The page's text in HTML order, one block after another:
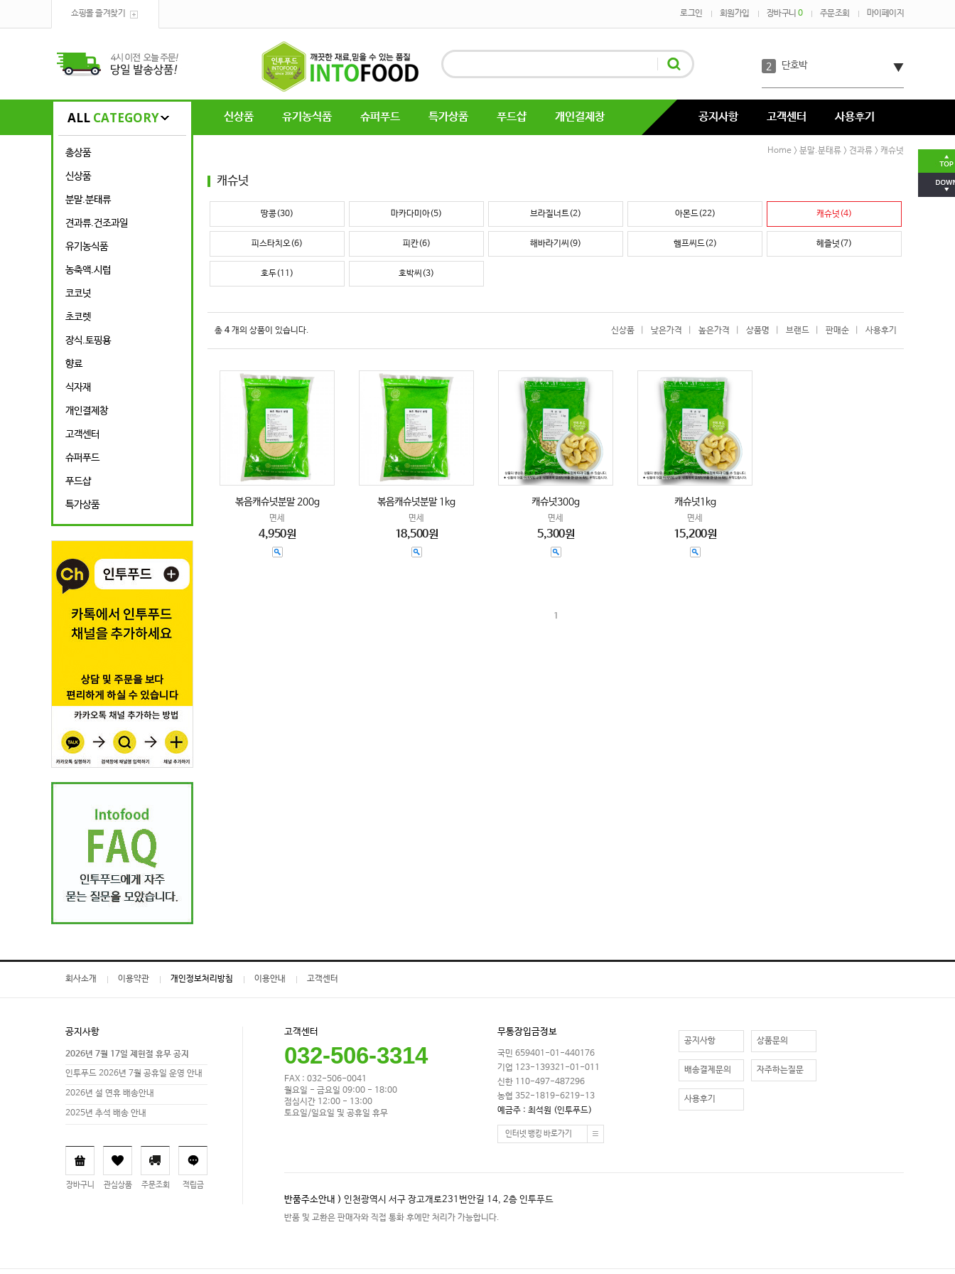
쇼핑몰 즐겨찾기 로그인 회원가입 장바구니 0 주문조회 마이페이지
1
2 단호박
4 녹차
6 호박분태장
ALL CATEGORY 신상품 유기농식품 슈퍼푸드 특가상품 푸드샵 개인결제창 공지사항 고객센터 사용후기
총상품
신상품
분말.분태류
견과류.건조과일
유기농식품
농축액.시럽
코코넛
초코렛
장식.토핑용
향료
식자재
개인결제창
고객센터
슈퍼푸드
푸드샵
특가상품
Home > 분말.분태류 > 견과류 > 캐슈넛
캐슈넛
땅콩(30) 마카다미아(5) 브라질너트(2) 아몬드(22) 캐슈넛(4)
피스타치오(6) 피칸(6) 해바라기씨(9) 햄프씨드(2) 헤즐넛(7)
호두(11) 호박씨(3)
총 4 개의 상품이 있습니다. 신상품 낮은가격 높은가격 상품명 브랜드 판매순 사용후기
볶음캐슈넛분말 200g
면세
4,950원
볶음캐슈넛분말 1kg
면세
18,500원
캐슈넛300g
면세
5,300원
캐슈넛1kg
면세
15,200원
1
회사소개 이용약관 개인정보처리방침 이용안내 고객센터
공지사항
2026년 7월 17일 제헌절 휴무 공지
인투푸드 2026년 7월 공휴일 운영 안내
2026년 설 연휴 배송안내
2025년 추석 배송 안내
장바구니 관심상품 주문조회 적립금
고객센터
032-506-3314
FAX : 032-506-0041
월요일 - 금요일 09:00 - 18:00
점심시간 12:00 - 13:00
토요일/일요일 및 공휴일 휴무
무통장입금정보
국민 659401-01-440176
기업 123-139321-01-011
신한 110-497-487296
농협 352-1819-6219-13
예금주 : 최석원 (인투푸드)
인터넷 뱅킹 바로가기
공지사항 상품문의
배송결제문의 자주하는질문
사용후기
반품주소안내 ) 인천광역시 서구 장고개로231번안길 14, 2층 인투푸드
반품 및 교환은 판매자와 직접 통화 후에만 처리가 가능합니다.